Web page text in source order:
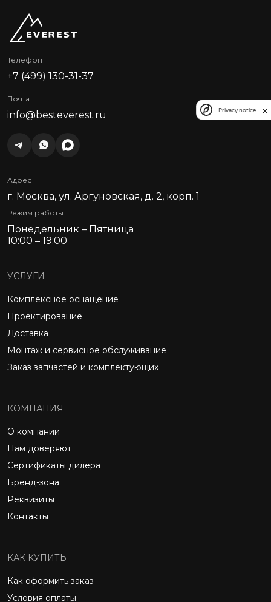
Телефон
+7 (499) 130-31-37
Почта
info@besteverest.ru
Адрес
г. Москва, ул. Аргуновская, д. 2, корп. 1
Режим работы:
Понедельник – Пятница
10:00 – 19:00
УСЛУГИ
Комплексное оснащение
Проектирование
Доставка
Монтаж и сервисное обслуживание
Заказ запчастей и комплектующих
КОМПАНИЯ
О компании
Нам доверяют
Сертификаты дилера
Бренд-зона
Реквизиты
Контакты
КАК КУПИТЬ
Как оформить заказ
Условия оплаты
Privacy notice